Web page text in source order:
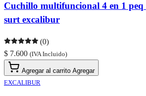
Cuchillo multifuncional 4 en 1 peq
surt excalibur
(0)
$ 7.600 (IVA Incluido)
Agregar al carrito Agregar
EXCALIBUR